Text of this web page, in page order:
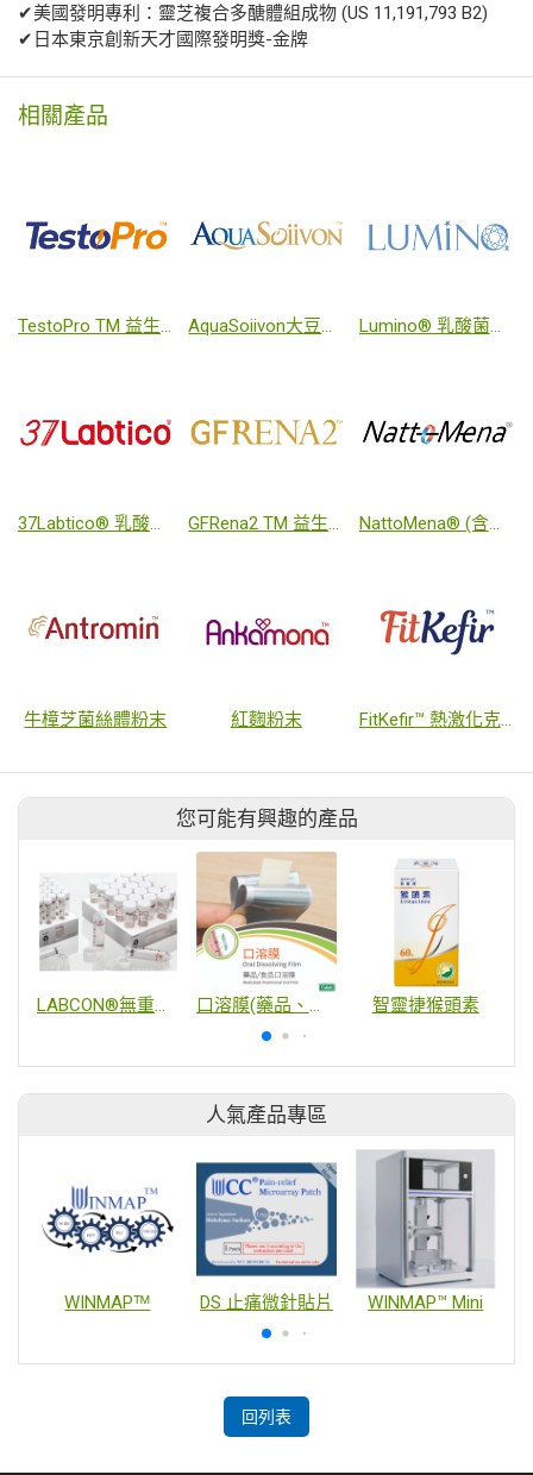
✔美國發明專利：靈芝複合多醣體組成物 (US 11,191,793 B2)
✔日本東京創新天才國際發明獎-金牌
相關產品
TestoPro TM 益生菌 AquaSoiivon大豆萃取發酵物 Lumino® 乳酸菌發酵物
37Labtico® 乳酸菌發酵物 GFRena2 TM 益生菌 NattoMena® (含天然來源之維生素K2)
牛樟芝菌絲體粉末 紅麴粉末 FitKefir™ 熱激化克菲爾乳酸菌
您可能有興趣的產品
LABCON®無重金屬殘留無菌離心管 口溶膜(藥品、食品) 智靈捷猴頭素
人氣產品專區
WINMAPᵀᴹ DS 止痛微針貼片 WINMAP™ Mini
回列表